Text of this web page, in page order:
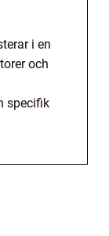
i en
och
specifik